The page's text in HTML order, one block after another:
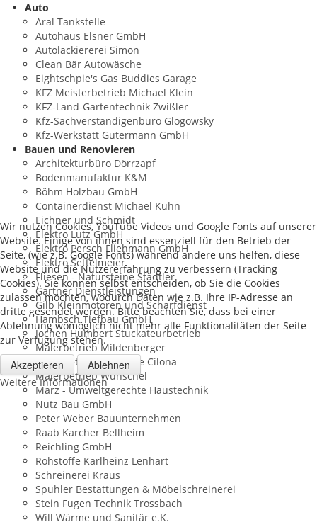
Auto
Aral Tankstelle
Autohaus Elsner GmbH
Autolackiererei Simon
Clean Bär Autowäsche
Eightschpie's Gas Buddies Garage
KFZ Meisterbetrieb Michael Klein
KFZ-Land-Gartentechnik Zwißler
Kfz-Sachverständigenbüro Glogowsky
Kfz-Werkstatt Gütermann GmbH
Bauen und Renovieren
Architekturbüro Dörrzapf
Bodenmanufaktur K&M
Böhm Holzbau GmbH
Containerdienst Michael Kuhn
Eichner und Schmidt
Elektro Lutz GmbH
Elektro Persch Fliehmann GmbH
Elektro Settelmeier
Fliesen - Natursteine Städtler
Gärtner Dienstleistungen
Gilb Kleinmotoren und Schärfdienst
Hambsch Tiefbau GmbH
Jochen Humbert Stuckateurbetrieb
Malerbetrieb Mildenberger
Malerbetrieb Salvatore Cilona
Malerbetrieb Wünschel
März - Umweltgerechte Haustechnik
Nutz Bau GmbH
Peter Weber Bauunternehmen
Raab Karcher Bellheim
Reichling GmbH
Rohstoffe Karlheinz Lenhart
Schreinerei Kraus
Spuhler Bestattungen & Möbelschreinerei
Stein Fugen Technik Trossbach
Will Wärme und Sanitär e.K.
Wir nutzen Cookies, YouTube Videos und Google Fonts auf unserer
Website. Einige von ihnen sind essenziell für den Betrieb der
Seite, (wie z.B. Google Fonts) während andere uns helfen, diese
Website und die Nutzererfahrung zu verbessern (Tracking
Cookies). Sie können selbst entscheiden, ob Sie die Cookies
zulassen möchten, wodurch Daten wie z.B. Ihre IP-Adresse an
dritte gesendet werden. Bitte beachten Sie, dass bei einer
Ablehnung womöglich nicht mehr alle Funktionalitäten der Seite
zur Verfügung stehen.
Akzeptieren Ablehnen
Weitere Informationen